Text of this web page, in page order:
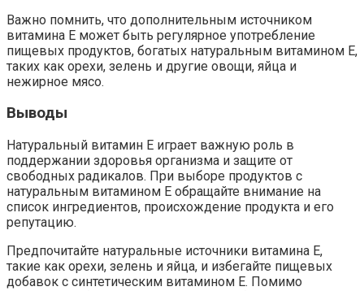
Важно помнить, что дополнительным источником
витамина E может быть регулярное употребление
пищевых продуктов, богатых натуральным витамином E,
таких как орехи, зелень и другие овощи, яйца и
нежирное мясо.
Выводы
Натуральный витамин E играет важную роль в
поддержании здоровья организма и защите от
свободных радикалов. При выборе продуктов с
натуральным витамином E обращайте внимание на
список ингредиентов, происхождение продукта и его
репутацию.
Предпочитайте натуральные источники витамина E,
такие как орехи, зелень и яйца, и избегайте пищевых
добавок с синтетическим витамином E. Помимо